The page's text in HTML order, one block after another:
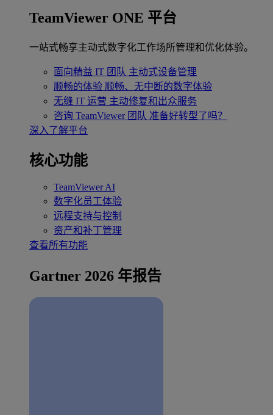
TeamViewer ONE 平台
一站式畅享主动式数字化工作场所管理和优化体验。
面向精益 IT 团队 主动式设备管理
顺畅的体验 顺畅、无中断的数字体验
无缝 IT 运营 主动修复和出众服务
咨询 TeamViewer 团队 准备好转型了吗？
深入了解平台
核心功能
TeamViewer AI
数字化员工体验
远程支持与控制
资产和补丁管理
查看所有功能
Gartner 2026 年报告